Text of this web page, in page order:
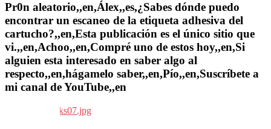
Pr0n aleatorio,,en,Álex,,es,¿Sabes dónde puedo
encontrar un escaneo de la etiqueta adhesiva del
cartucho?,,en,Esta publicación es el único sitio que
vi.,,en,Achoo,,en,Compré uno de estos hoy,,en,Si
alguien esta interesado en saber algo al
respecto,,en,hágamelo saber,,en,Pío,,en,Suscríbete a
mi canal de YouTube,,en